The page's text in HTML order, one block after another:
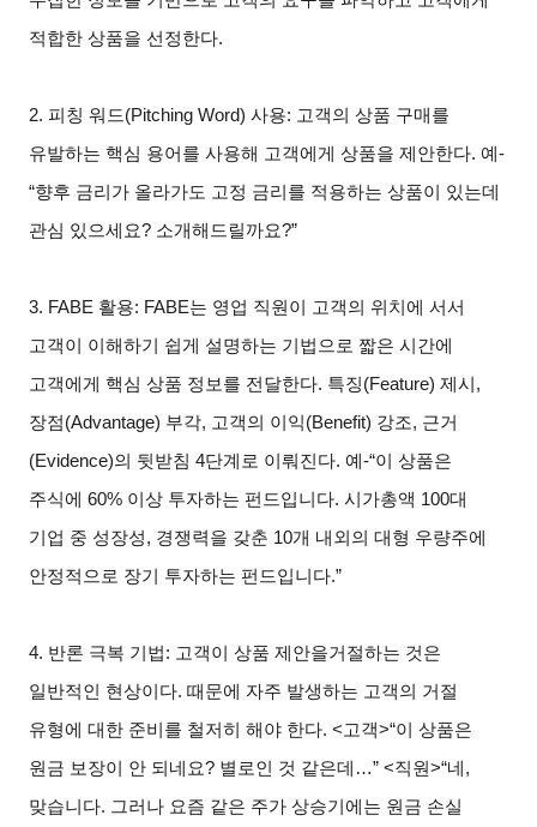
적합한 상품을 선정한다.
2. 피칭 워드(Pitching Word) 사용: 고객의 상품 구매를
유발하는 핵심 용어를 사용해 고객에게 상품을 제안한다. 예-
“향후 금리가 올라가도 고정 금리를 적용하는 상품이 있는데
관심 있으세요? 소개해드릴까요?”
3. FABE 활용: FABE는 영업 직원이 고객의 위치에 서서
고객이 이해하기 쉽게 설명하는 기법으로 짧은 시간에
고객에게 핵심 상품 정보를 전달한다. 특징(Feature) 제시,
장점(Advantage) 부각, 고객의 이익(Benefit) 강조, 근거
(Evidence)의 뒷받침 4단계로 이뤄진다. 예-“이 상품은
주식에 60% 이상 투자하는 펀드입니다. 시가총액 100대
기업 중 성장성, 경쟁력을 갖춘 10개 내외의 대형 우량주에
안정적으로 장기 투자하는 펀드입니다.”
4. 반론 극복 기법: 고객이 상품 제안을거절하는 것은
일반적인 현상이다. 때문에 자주 발생하는 고객의 거절
유형에 대한 준비를 철저히 해야 한다. <고객>“이 상품은
원금 보장이 안 되네요? 별로인 것 같은데…” <직원>“네,
맞습니다. 그러나 요즘 같은 주가 상승기에는 원금 손실